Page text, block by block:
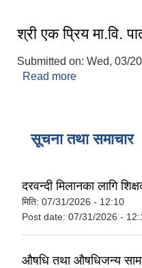
श्री एक प्रिय मा.वि.
Submitted on: Wed, 03/
Read more
सूचना तथा समाचार
दरवन्दी मिलानका लागि
मिति: 07/31/2026 - 12:10
Post date: 07/31/2026 -
औषधि तथा औषधिजन्य